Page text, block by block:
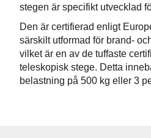
stegen är specifikt utvecklad
Den är certifierad enligt
särskilt utformad för brand-
vilket är en av de tuffaste
teleskopisk stege. Detta
belastning på 500 kg eller 3